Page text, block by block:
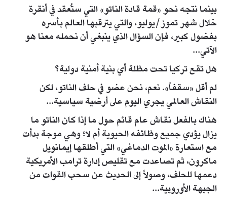
بينما نتجه نحو «قمة قادة الناتو» التي ستُعقد في أنقرة
خلال شهر تموز/يوليو، والتي يترقبها العالم بأسره
بفضول كبير، فإن السؤال الذي ينبغي أن نحمله معنا هو
الآتي...
هل تقع تركيا تحت مظلة أي بنية أمنية دولية؟
لم أقل «سقفاً». نعم، نحن عضو في حلف الناتو، لكن
النقاش العالمي يجري اليوم على أرضية سياسية...
هناك بالفعل نقاش عام قائم حول ما إذا كان الناتو ما
يزال يؤدي جميع وظائفه الحيوية أم لا؛ وهي موجة بدأت
مع استعارة «الموت الدماغي» التي أطلقها إيمانويل
ماكرون، ثم تصاعدت مع تقليص إدارة ترامب الأمريكية
دعمها للحلف، وصولاً إلى الحديث عن سحب القوات من
الجبهة الأوروبية...